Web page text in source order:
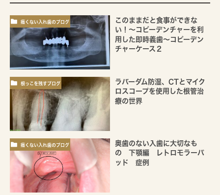
痛くない入れ歯のブログ
このままだと食事ができな
い！～コピーデンチャーを利
用した即時義歯～コピーデン
チャーケース２
根っこを残すブログ
ラバーダム防湿、CTとマイク
ロスコープを使用した根管治
療の世界
痛くない入れ歯のブログ
奥歯のない入歯に大切なも
の 下顎編 レトロモラーパ
ッド 症例